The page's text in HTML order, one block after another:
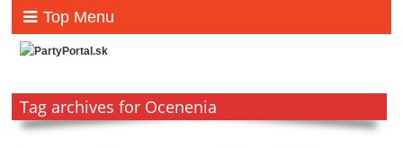
Top Menu
Tag archives for Ocenenia